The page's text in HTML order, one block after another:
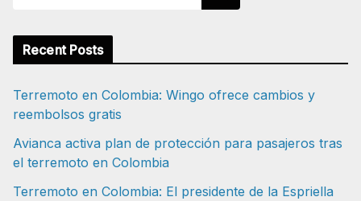
Recent Posts
Terremoto en Colombia: Wingo ofrece cambios y
reembolsos gratis
Avianca activa plan de protección para pasajeros tras
el terremoto en Colombia
Terremoto en Colombia: El presidente de la Espriella